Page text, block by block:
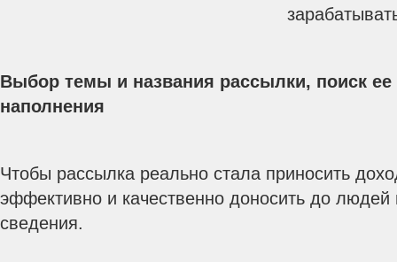
Выбор темы и названия рассылки, поиск
наполнения
Чтобы рассылка реально стала приносить
эффективно и качественно доносить до
сведения.